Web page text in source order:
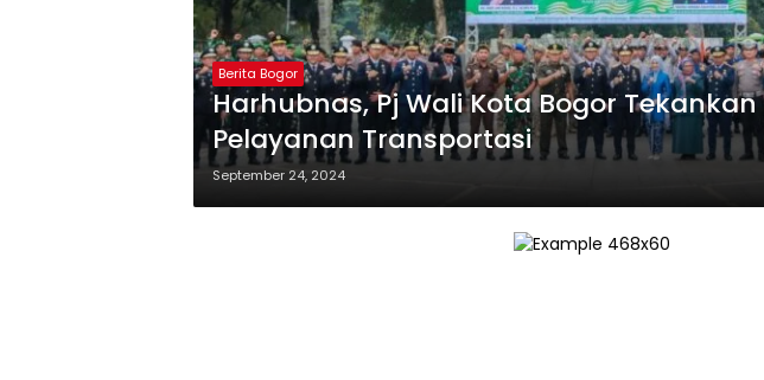
Berita Bogor
Harhubnas, Pj Wali Kota Bogor
Pelayanan Transportasi
September 24, 2024